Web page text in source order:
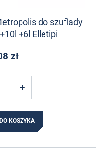
do szuflady
+6l Elletipi
zł
DO KOSZYKA